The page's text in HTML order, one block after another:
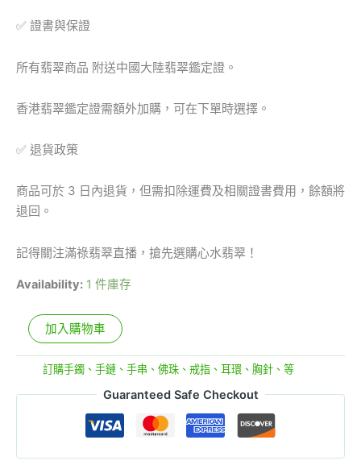
✅ 證書與保證
所有翡翠商品 附送中國大陸翡翠鑑定證。
香港翡翠鑑定證需額外加購，可在下單時選擇。
✅ 退貨政策
商品可於 3 日內退貨，但需扣除運費及相關證書費用，餘額將
退回。
記得關注滿祿翡翠直播，搶先選購心水翡翠！
Availability: 1 件庫存
加入購物車
訂購手鐲、手鏈、手串、佛珠、戒指、耳環、胸針、等
Guaranteed Safe Checkout